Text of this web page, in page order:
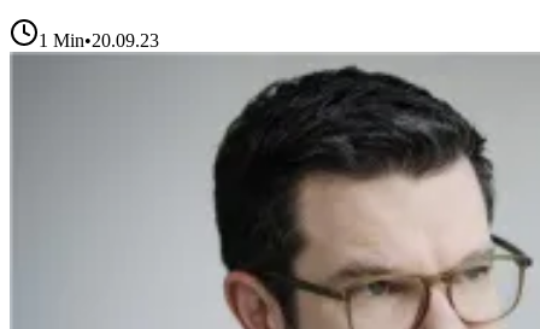
1 Min•20.09.23